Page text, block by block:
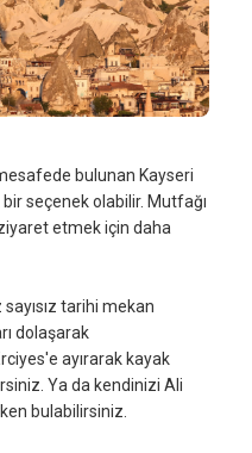
bulunan Kayseri
seçenek olabilir. Mutfağı
etmek için daha
tarihi mekan
dolaşarak
ayırarak kayak
Ya da kendinizi Ali
bulabilirsiniz.